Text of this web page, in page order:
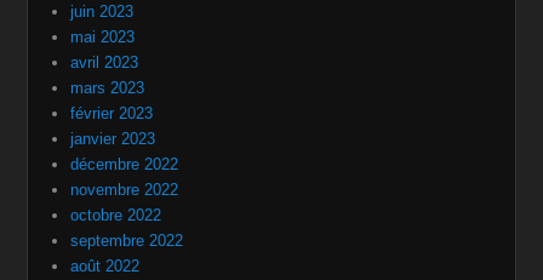
juin 2023
mai 2023
avril 2023
mars 2023
février 2023
janvier 2023
décembre 2022
novembre 2022
octobre 2022
septembre 2022
août 2022